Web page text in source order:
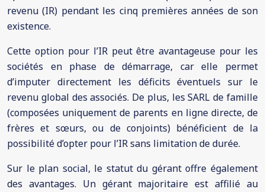
revenu (IR) pendant les cinq premières années de son
existence.
Cette option pour l’IR peut être avantageuse pour les
sociétés en phase de démarrage, car elle permet
d’imputer directement les déficits éventuels sur le
revenu global des associés. De plus, les SARL de famille
(composées uniquement de parents en ligne directe, de
frères et sœurs, ou de conjoints) bénéficient de la
possibilité d’opter pour l’IR sans limitation de durée.
Sur le plan social, le statut du gérant offre également
des avantages. Un gérant majoritaire est affilié au